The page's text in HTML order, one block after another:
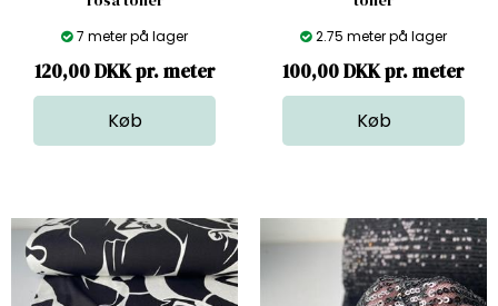
7 meter på lager
120,00 DKK pr. meter
2.75 meter på lager
100,00 DKK pr. meter